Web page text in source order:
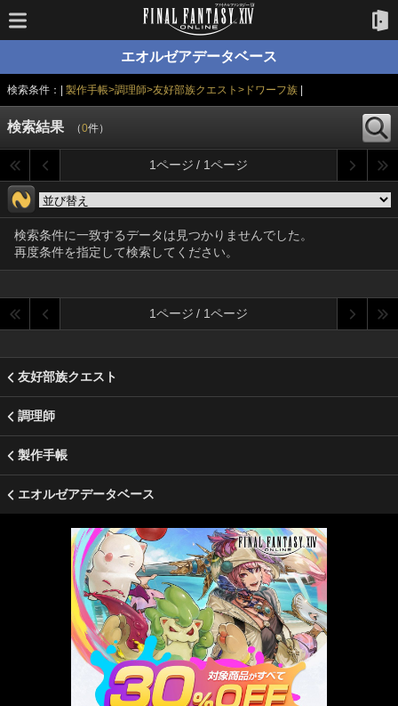
エオルゼアデータベース
検索条件：| 製作手帳>調理師>友好部族クエスト>ドワーフ族|
検索結果 （0件）
1ページ / 1ページ
検索条件に一致するデータは見つかりませんでした。
再度条件を指定して検索してください。
1ページ / 1ページ
友好部族クエスト
調理師
製作手帳
エオルゼアデータベース